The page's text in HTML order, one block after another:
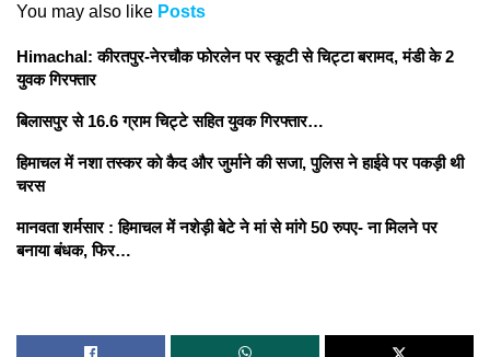
You may also like Posts
Himachal: कीरतपुर-नेरचौक फोरलेन पर स्कूटी से चिट्टा बरामद, मंडी के 2
युवक गिरफ्तार
बिलासपुर से 16.6 ग्राम चिट्टे सहित युवक गिरफ्तार…
हिमाचल में नशा तस्कर काे कैद और जुर्माने की सजा, पुलिस ने हाईवे पर पकड़ी थी
चरस
मानवता शर्मसार : हिमाचल में नशेड़ी बेटे ने मां से मांगे 50 रुपए- ना मिलने पर
बनाया बंधक, फिर…